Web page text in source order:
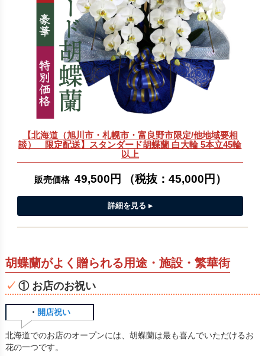
【北海道（旭川市・札幌市・富良野市限定/他地域要相
談） 限定配送】スタンダード胡蝶蘭 白大輪 5本立45輪
以上
販売価格 49,500円 （税抜： 45,000円 ）
胡蝶蘭がよく贈られる用途・施設・繁華街
① お店のお祝い
・ 開店祝い
北海道でのお店のオープンには、胡蝶蘭は最も喜んでいただけるお
花の一つです。